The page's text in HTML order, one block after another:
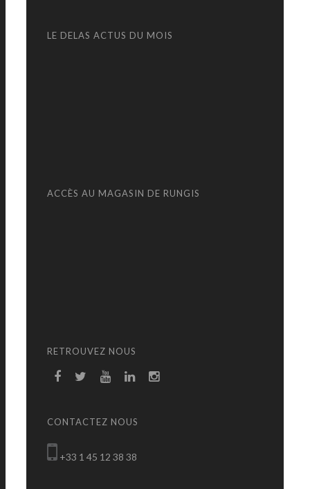
LE DELAS ACTUS DU MOIS
ACCÈS AU MAGASIN DE RUNGIS
RETROUVEZ NOUS
CONTACTEZ NOUS
+33 1 45 12 38 38